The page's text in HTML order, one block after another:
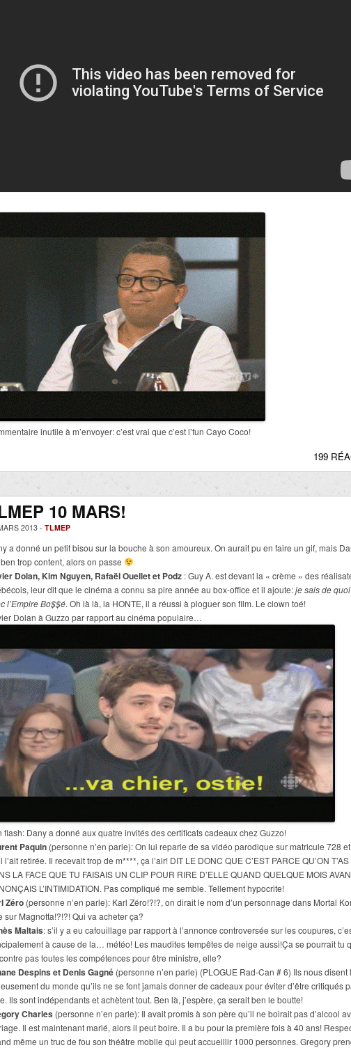
inutile à m’envoyer: c’est vrai que c’est l’fun Cayo Coco!
199
10 MARS!
2013 - TLMEP
a donné un petit bisou sur la bouche à son amoureux. On aurait pu en faire un gif, mais
trop content, alors on passe
Dolan, Kim Nguyen, Rafaël Ouellet et Podz : Guy A. est devant la « crème » des
leur dit que le cinéma a connu sa pire année au box-office et il ajoute:je sais de
l’Empire Bo$$é. Oh là là, la HONTE, il a réussi à ploguer son film. Le clown toé!
Dolan à Guzzo par rapport au cinéma populaire…
flash: Dany a donné aux quatre invités des certificats cadeaux chez Guzzo!
Paquin (personne n’en parle): On lui reparle de sa vidéo parodique sur matricule 728
l’ait retirée. Il recevait trop de m****, ça l’air! DIT LE DONC QUE C’EST PARCE QU’ON
LA FACE QUE TU FAISAIS UN CLIP POUR RIRE D’ELLE QUAND QUELQUE MOIS
L’INTIMIDATION. Pas compliqué me semble. Tellement hypocrite!
Zéro (personne n’en parle): Karl Zéro!?!?, on dirait le nom d’un personnage dans Mortal
sur Magnotta!?!?! Qui va acheter ça?
Maltais: s’il y a eu cafouillage par rapport à l’annonce controversée sur les coupures,
à cause de la… météo! Les maudites tempêtes de neige aussi!Ça se pourrait tu
pas toutes les compétences pour être ministre, elle?
Despins et Denis Gagné (personne n’en parle) (PLOGUE Rad-Can # 6) Ils nous disent
du monde qu’ils ne se font jamais donner de cadeaux pour éviter d’être critiqués
Ils sont indépendants et achètent tout. Ben là, j’espère, ça serait ben le boutte!
Charles (personne n’en parle): Il avait promis à son père qu’il ne boirait pas d’alcool
Il est maintenant marié, alors il peut boire. Il a bu pour la première fois à 40 ans!
même un truc de fou son théâtre mobile qui peut accueillir 1000 personnes. Gregory